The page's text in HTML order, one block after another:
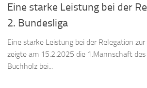
Eine starke Leistung bei der
2. Bundesliga
Eine starke Leistung bei der Relegation zur
zeigte am 15.2.2025 die 1.Mannschaft
Buchholz bei...